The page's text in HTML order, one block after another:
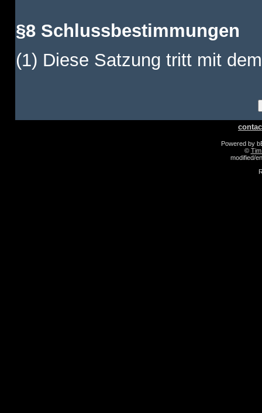
§8 Schlussbestimmungen
(1) Diese Satzung tritt mit
Powered by
©
modified/